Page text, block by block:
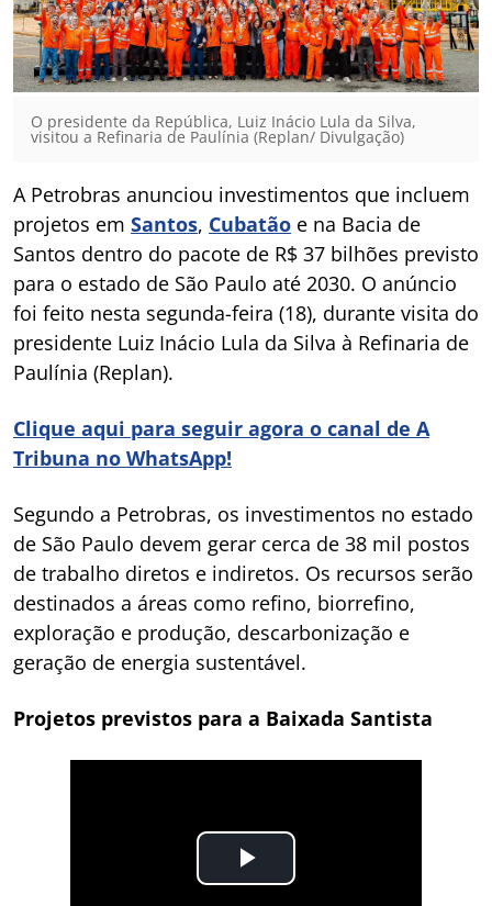
O presidente da República, Luiz Inácio Lula da Silva,
visitou a Refinaria de Paulínia (Replan/ Divulgação)
A Petrobras anunciou investimentos que incluem
projetos em Santos, Cubatão e na Bacia de
Santos dentro do pacote de R$ 37 bilhões previsto
para o estado de São Paulo até 2030. O anúncio
foi feito nesta segunda-feira (18), durante visita do
presidente Luiz Inácio Lula da Silva à Refinaria de
Paulínia (Replan).
Clique aqui para seguir agora o canal de A
Tribuna no WhatsApp!
Segundo a Petrobras, os investimentos no estado
de São Paulo devem gerar cerca de 38 mil postos
de trabalho diretos e indiretos. Os recursos serão
destinados a áreas como refino, biorrefino,
exploração e produção, descarbonização e
geração de energia sustentável.
Projetos previstos para a Baixada Santista